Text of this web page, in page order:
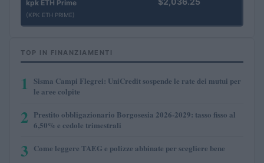
kpk ETH Prime
(KPK ETH PRIME)
TOP IN FINANZIAMENTI
1
Sisma Campi Flegrei: UniCredit sospende le rate dei mutui per
le aree colpite
2 Prestito obbligazionario Borgosesia 2026-2029: tasso fisso al
6,50% e cedole trimestrali
3 Come leggere TAEG e polizze abbinate per scegliere bene